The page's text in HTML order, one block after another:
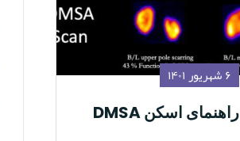
۶ شهریور ۱۴۰۱
راهنمای اسکن DMSA